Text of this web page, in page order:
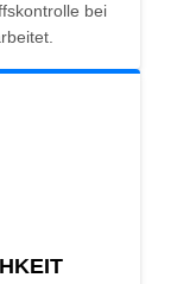
bei